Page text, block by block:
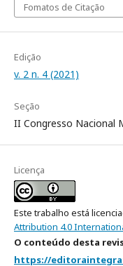
Fomatos de Citação
Edição
v. 2 n. 4 (2021)
Seção
II Congresso Nacional
Licença
Este trabalho está
Attribution 4.0
O conteúdo desta
https://